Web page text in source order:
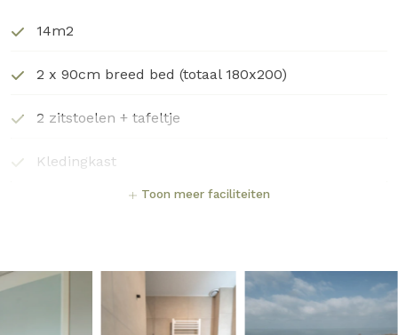
14m2
2 x 90cm breed bed (totaal 180x200)
2 zitstoelen + tafeltje
Kledingkast
Toon meer faciliteiten